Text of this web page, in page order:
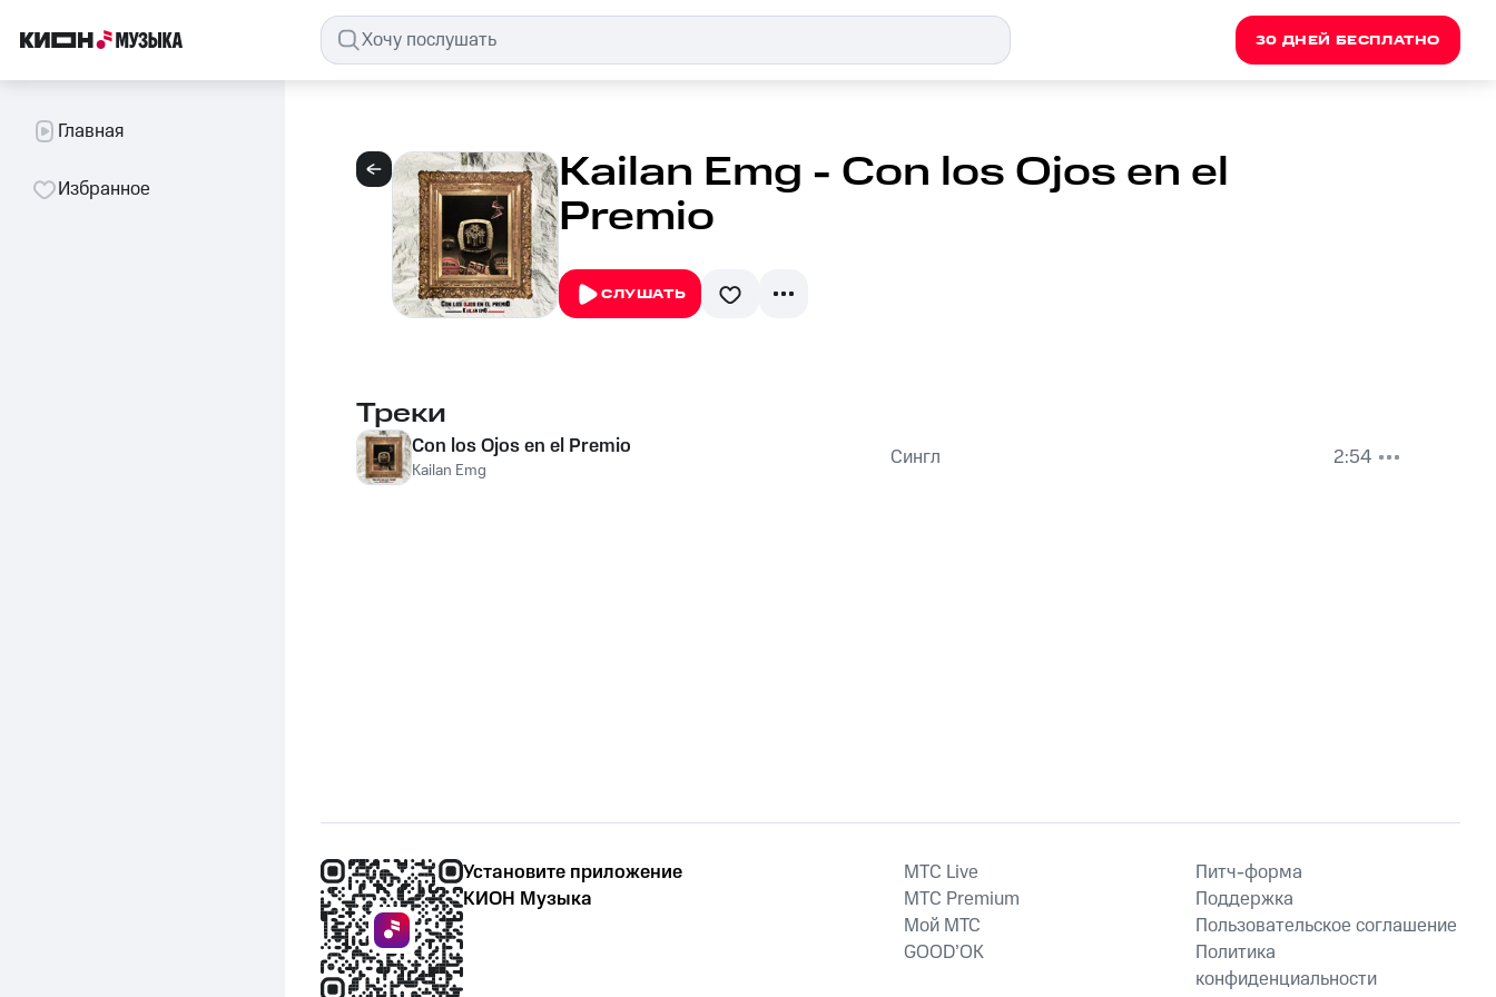
30 ДНЕЙ БЕСПЛАТНО
Главная
Избранное Kailan Emg - Con los Ojos en el
Premio
СЛУШАТЬ
Треки
Con los Ojos en el Premio
Kailan Emg Сингл 2:54
Установите приложение
КИОН Музыка
MTС Live
MTС Premium
Мой МТС
GOOD’OK
Питч-форма
Поддержка
Пользовательское соглашение
Политика
конфиденциальности